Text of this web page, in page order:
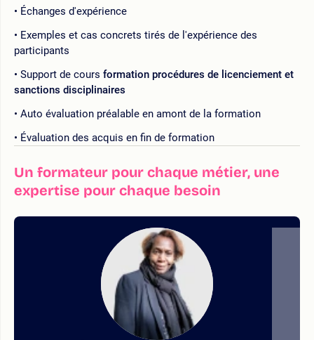
Échanges d'expérience
Exemples et cas concrets tirés de l'expérience des
participants
Support de cours formation procédures de licenciement et
sanctions disciplinaires
Auto évaluation préalable en amont de la formation
Évaluation des acquis en fin de formation
Un formateur pour chaque métier, une
expertise pour chaque besoin